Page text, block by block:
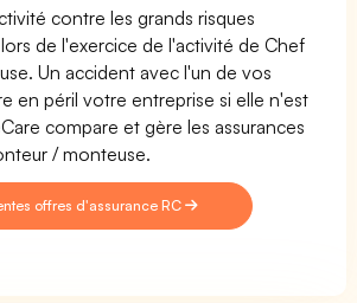
contre les grands risques
de l'exercice de l'activité de Chef
Un accident avec l'un de vos
en péril votre entreprise si elle n'est
compare et gère les assurances
/ monteuse.
offres d'assurance RC